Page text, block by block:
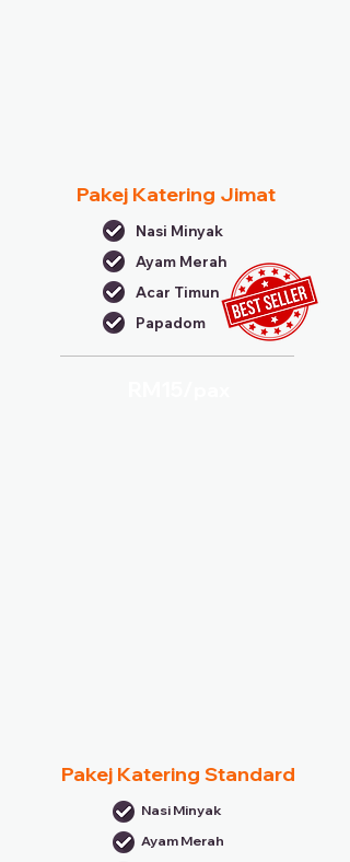
Pakej Katering Jimat
Nasi Minyak
Ayam Merah
Acar Timun
Papadom
Pakej Katering Standard
Nasi Minyak
Ayam Merah